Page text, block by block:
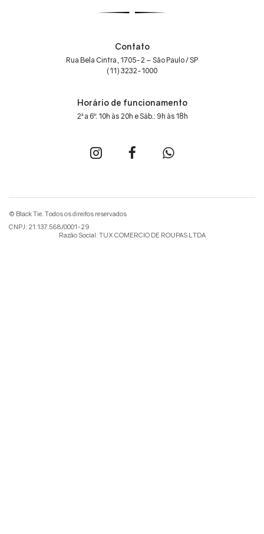
Contato
Rua Bela Cintra, 1705-2 – São Paulo / SP
(11) 3232-1000
Horário de funcionamento
2ª a 6ª: 10h às 20h e Sáb.: 9h às 18h
© Black Tie. Todos os direitos reservados
CNPJ: 21.137.568/0001-29
Razão Social: TUX COMERCIO DE ROUPAS LTDA